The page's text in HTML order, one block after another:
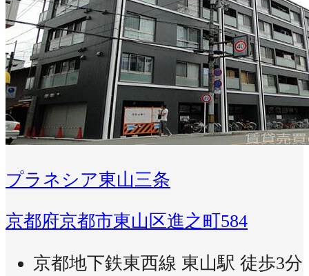
プラネシア東山三条
京都府京都市東山区進之町584
京都地下鉄東西線 東山駅 徒歩3分